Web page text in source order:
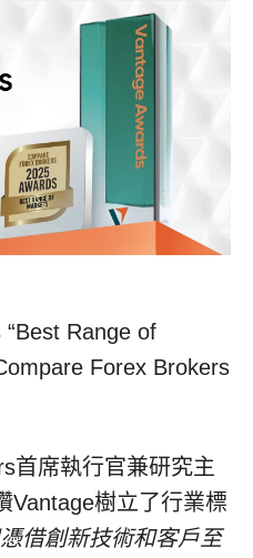
Range of
Forex Brokers
首席執行官兼研究主
Vantage樹立了行業標
借創新技術和客戶至